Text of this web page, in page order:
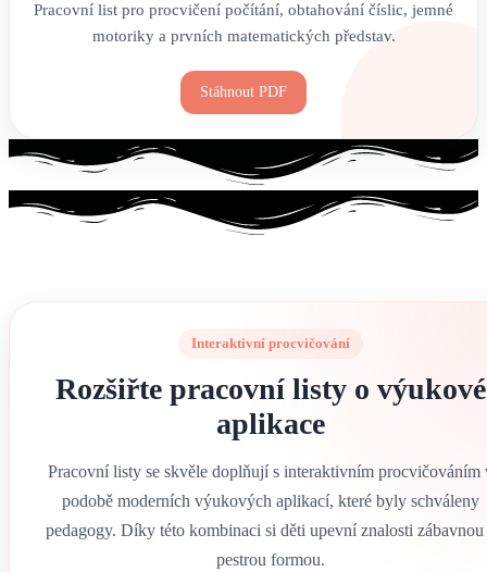
Pracovní list pro procvičení počítání, obtahování číslic, jemné
motoriky a prvních matematických představ.
Stáhnout PDF
Interaktivní procvičování
Rozšiřte pracovní listy o výukové
aplikace
Pracovní listy se skvěle doplňují s interaktivním procvičováním
podobě moderních výukových aplikací, které byly schváleny
pedagogy. Díky této kombinaci si děti upevní znalosti zábavnou
pestrou formou.